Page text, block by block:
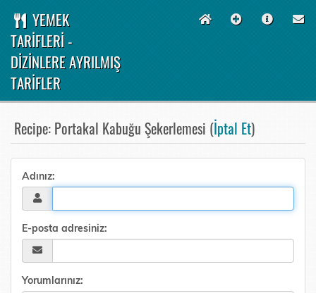
YEMEK
TARİFLERİ -
DİZİNLERE AYRILMIŞ
TARİFLER
Recipe: Portakal Kabuğu Şekerlemesi (İptal Et)
Adınız:
E-posta adresiniz:
Yorumlarınız: